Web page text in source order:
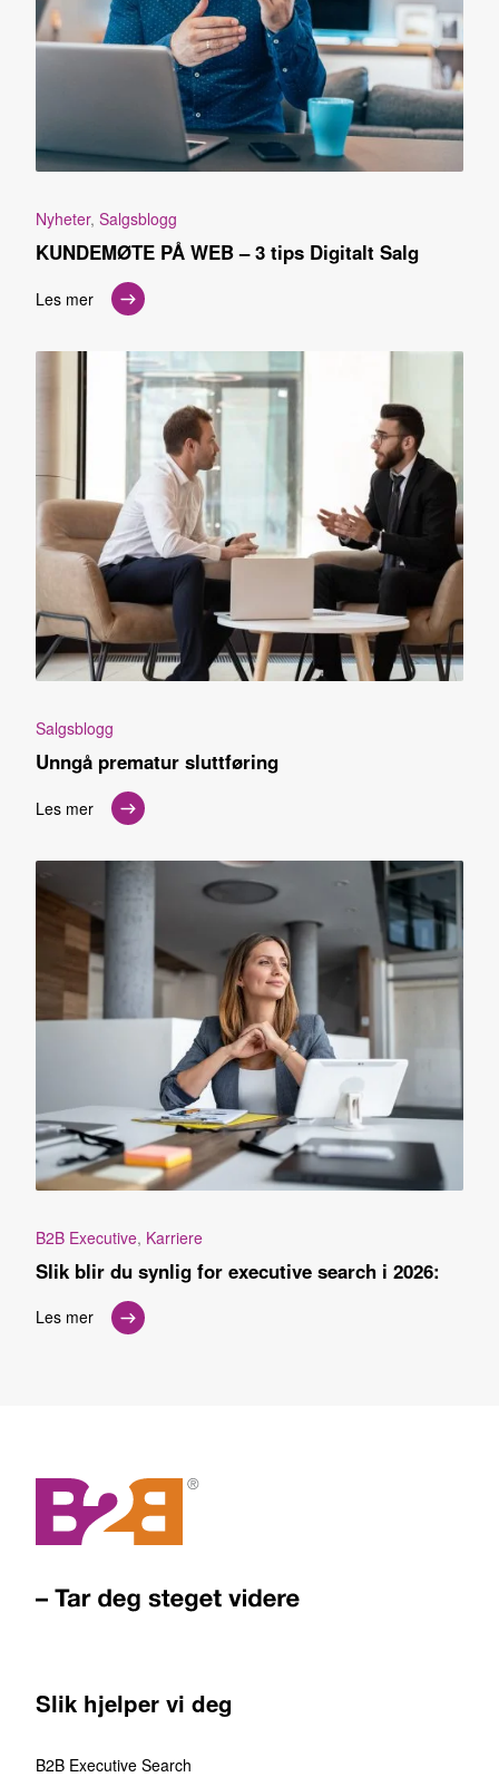
Nyheter, Salgsblogg
KUNDEMØTE PÅ WEB – 3 tips Digitalt Salg
Les mer
Salgsblogg
Unngå prematur sluttføring
Les mer
B2B Executive, Karriere
Slik blir du synlig for executive search i 2026:
Les mer
Slik hjelper vi deg
B2B Executive Search